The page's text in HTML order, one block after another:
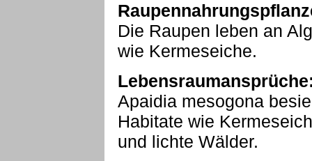
Die Raupen leben an
wie Kermeseiche.
Apaidia mesogona
Habitate wie
und lichte Wälder.